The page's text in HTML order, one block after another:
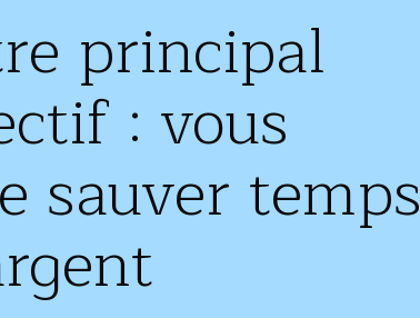
principal
: vous
sauver temps